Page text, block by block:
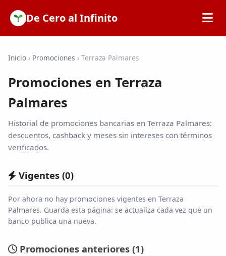
De Cero al Infinito
SOFIPOs
Calculadoras
Tarjetas de Crédito
Promociones
Inicio › Promociones › Terraza Palmares
Promociones en Terraza
Palmares
Historial de promociones bancarias en Terraza Palmares:
descuentos, cashback y meses sin intereses con términos
verificados.
Vigentes (0)
Por ahora no hay promociones vigentes en Terraza
Palmares. Guarda esta página: se actualiza cada vez que un
banco publica una nueva.
Promociones anteriores (1)